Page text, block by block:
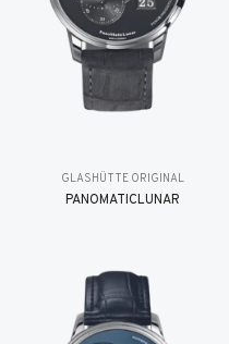
GLASHÜTTE ORIGINAL
PANOMATICLUNAR